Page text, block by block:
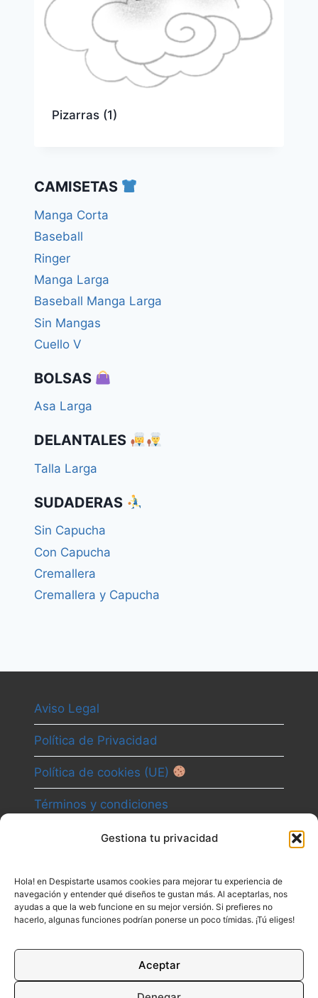
Gestiona tu privacidad
Hola! en Despistarte usamos cookies para mejorar tu experiencia de
navegación y entender qué diseños te gustan más. Al aceptarlas, nos
ayudas a que la web funcione en su mejor versión. Si prefieres no
hacerlo, algunas funciones podrían ponerse un poco tímidas. ¡Tú eliges!
Aceptar
Pizarras (1)
CAMISETAS
Manga Corta
Baseball
Ringer
Manga Larga
Baseball Manga Larga
Sin Mangas
Cuello V
BOLSAS
Asa Larga
DELANTALES
Talla Larga
SUDADERAS
Sin Capucha
Con Capucha
Cremallera
Cremallera y Capucha
Aviso Legal
Política de Privacidad
Política de cookies (UE)
Términos y condiciones
Canal
Contacto